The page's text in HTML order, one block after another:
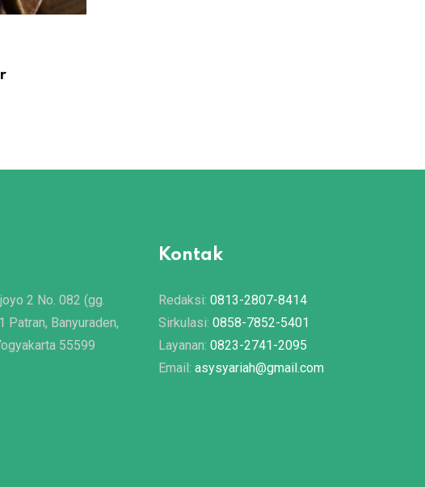
2 No. 082 (gg.
Patran, Banyuraden,
55599
Kontak
Redaksi: 0813-2807-8414
Sirkulasi: 0858-7852-5401
Layanan: 0823-2741-2095
Email: asysyariah@gmail.com